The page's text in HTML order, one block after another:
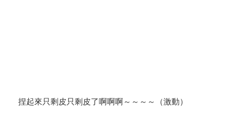
捏起來只剩皮只剩皮了啊啊啊～～～～（激動）